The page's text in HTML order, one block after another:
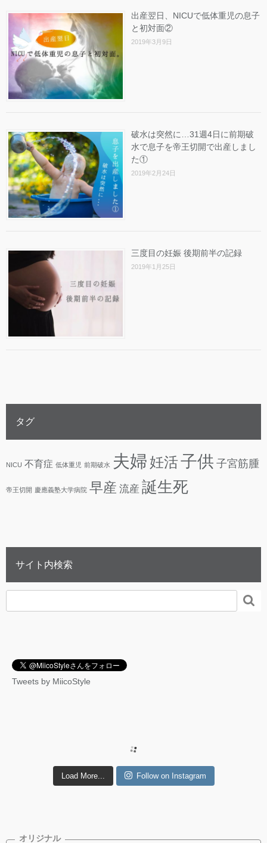
出産翌日、NICUで低体重児の息子
と初対面②
2019年3月9日
破水は突然に…31週4日に前期破
水で息子を帝王切開で出産しまし
た①
2019年2月24日
三度目の妊娠 後期前半の記録
2019年1月25日
タグ
NICU 不育症 低体重児 前期破水 夫婦 妊活子供 子宮筋腫
帝王切開 慶應義塾大学病院 早産 流産 誕生死
サイト内検索

Tweets by MiicoStyle
Load More... Follow on Instagram